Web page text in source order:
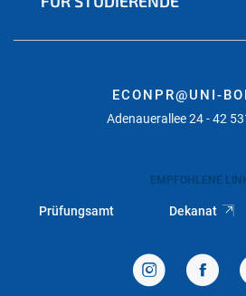
ECONPR@UNI-
Adenauerallee 24 - 42
EMPFOHLENE
Prüfungsamt Dekanat